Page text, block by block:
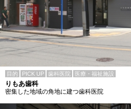
目的 PICK UP 歯科医院 医療・福祉施設
りもあ歯科
密集した地域の角地に建つ歯科医院